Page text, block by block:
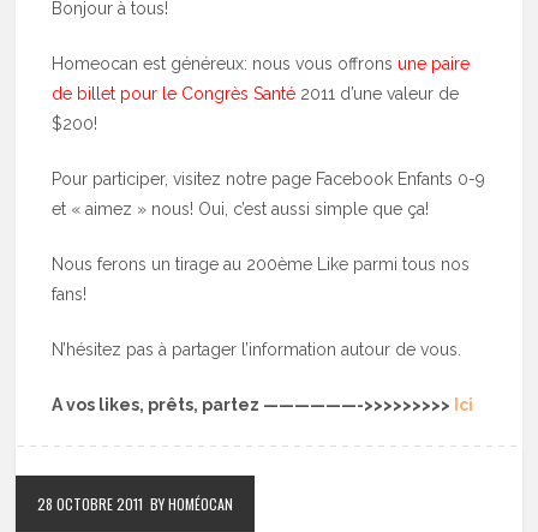
Bonjour à tous!
Homeocan est généreux: nous vous offrons une paire
de billet pour le Congrès Santé 2011 d’une valeur de
$200!
Pour participer, visitez notre page Facebook Enfants 0-9
et « aimez » nous! Oui, c’est aussi simple que ça!
Nous ferons un tirage au 200ème Like parmi tous nos
fans!
N’hésitez pas à partager l’information autour de vous.
A vos likes, prêts, partez ——————->>>>>>>>> Ici
28 OCTOBRE 2011 BY HOMÉOCAN